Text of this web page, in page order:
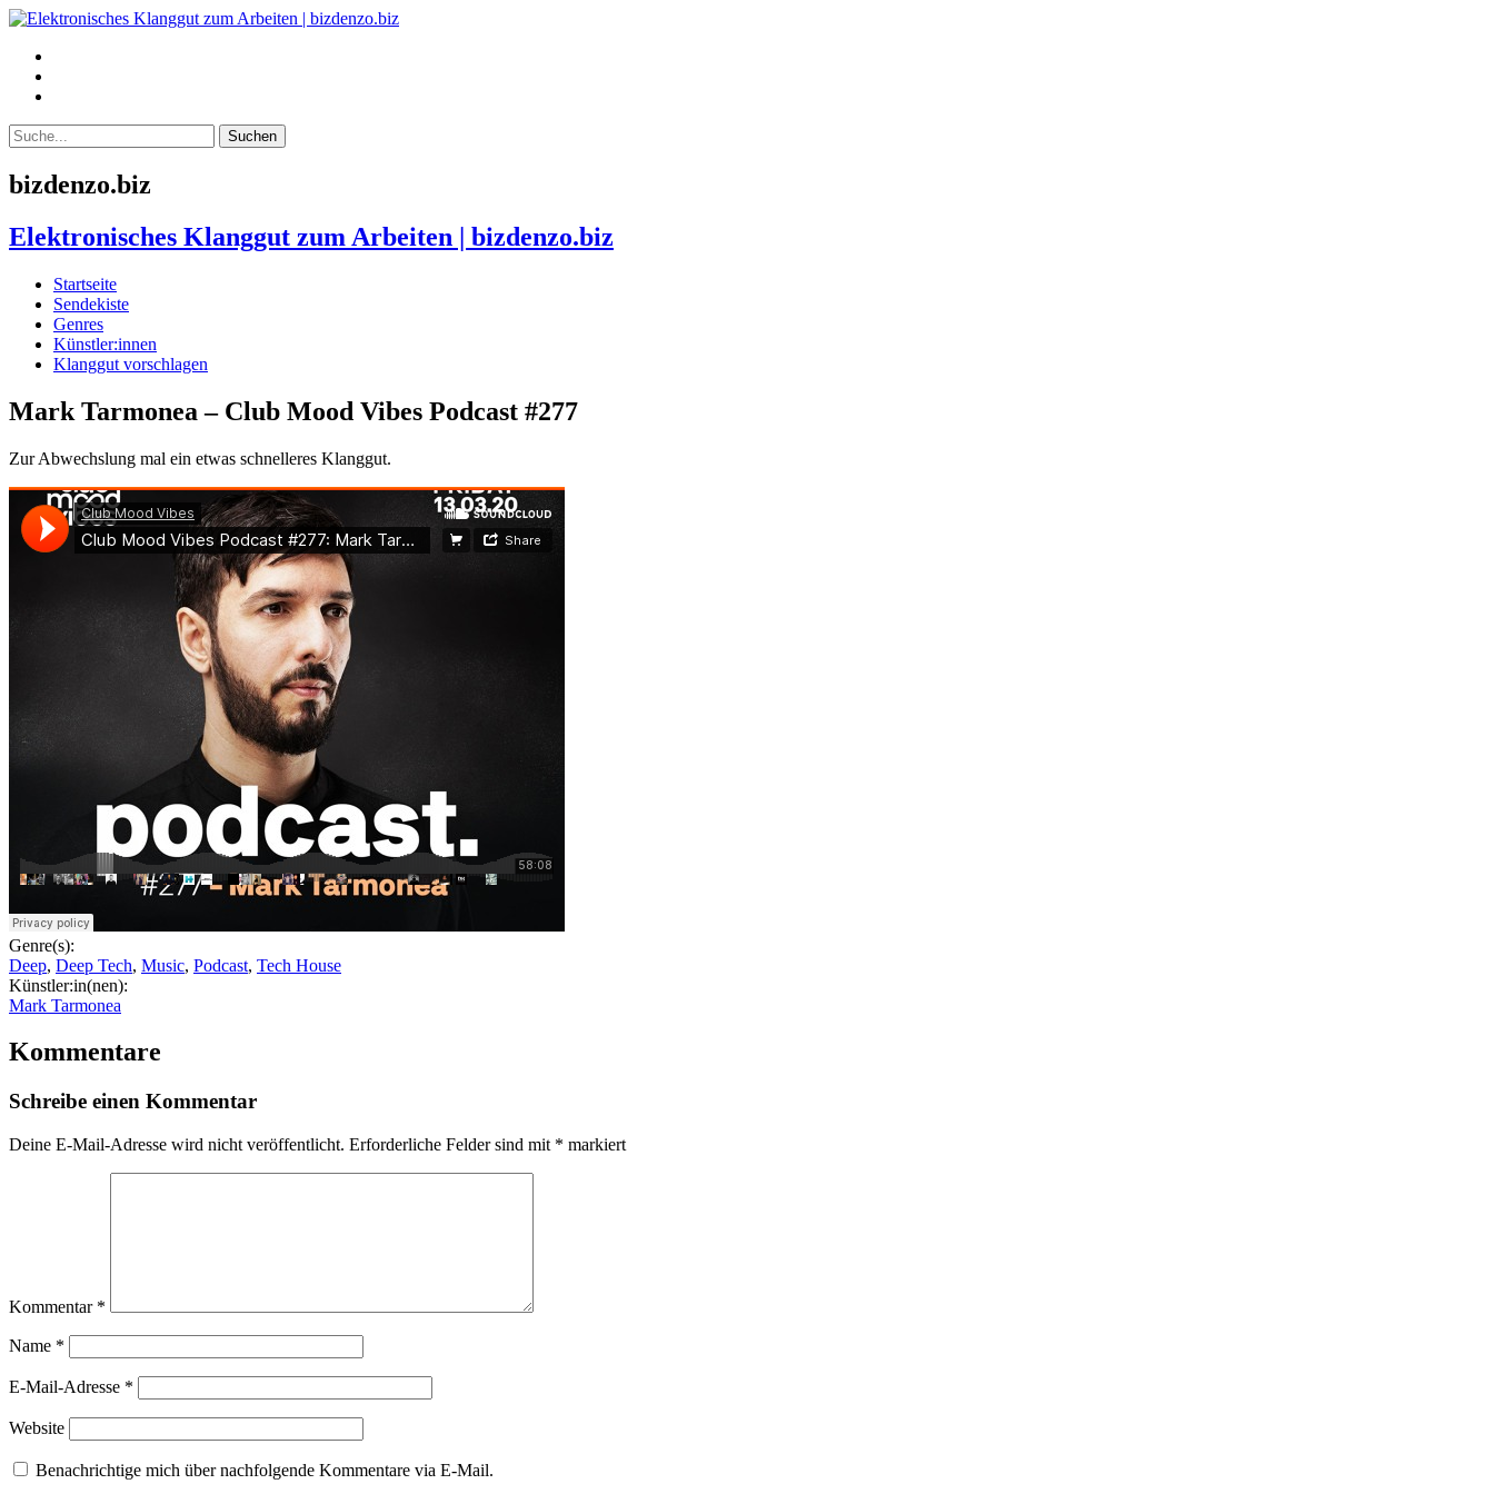
bizdenzo.biz
Elektronisches Klanggut zum Arbeiten | bizdenzo.biz
Startseite
Sendekiste
Genres
Künstler:innen
Klanggut vorschlagen
Mark Tarmonea – Club Mood Vibes Podcast #277
Zur Abwechslung mal ein etwas schnelleres Klanggut.
Genre(s):
Deep, Deep Tech, Music, Podcast, Tech House
Künstler:in(nen):
Mark Tarmonea
Kommentare
Schreibe einen Kommentar
Deine E-Mail-Adresse wird nicht veröffentlicht. Erforderliche Felder sind mit * markiert
Kommentar *
Name *
E-Mail-Adresse *
Website
Benachrichtige mich über nachfolgende Kommentare via E-Mail.